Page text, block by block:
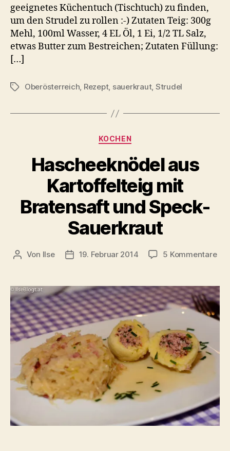
geeignetes Küchentuch (Tischtuch) zu finden,
um den Strudel zu rollen :-) Zutaten Teig: 300g
Mehl, 100ml Wasser, 4 EL Öl, 1 Ei, 1/2 TL Salz,
etwas Butter zum Bestreichen; Zutaten Füllung:
[…]
Schlagwörter
Oberösterreich, Rezept, sauerkraut, Strudel
Kategorien
KOCHEN
Hascheeknödel aus
Kartoffelteig mit
Bratensaft und Speck-
Sauerkraut
Beitragsautor
Von Ilse Beitragsdatum
19. Februar 2014 5 Kommentarezu
mit
und